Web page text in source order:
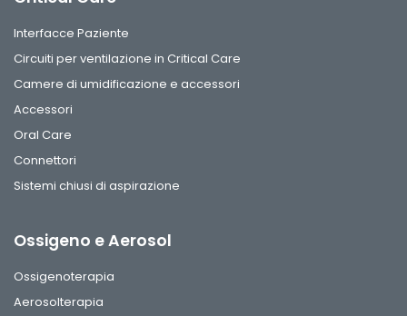
Interfacce Paziente
Circuiti per ventilazione in Critical Care
Camere di umidificazione e accessori
Accessori
Oral Care
Connettori
Sistemi chiusi di aspirazione
Ossigeno e Aerosol
Ossigenoterapia
Aerosolterapia